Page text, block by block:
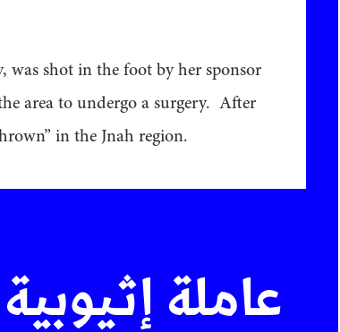
was shot in the foot by her sponsor
area to undergo a surgery. After
in the Jnah region.
عاملة